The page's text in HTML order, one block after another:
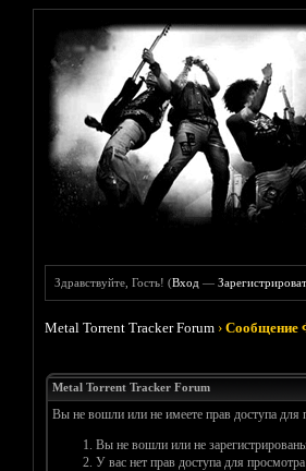
Здравствуйте, Гость! (Вход —
Metal Torrent Tracker Forum ›Сообщение
Metal Torrent Tracker Forum
Вы не вошли или не имеете прав доступа
Вы не вошли или не
У вас нет прав доступа для